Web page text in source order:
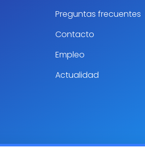
Preguntas frecuentes
Contacto
Empleo
Actualidad